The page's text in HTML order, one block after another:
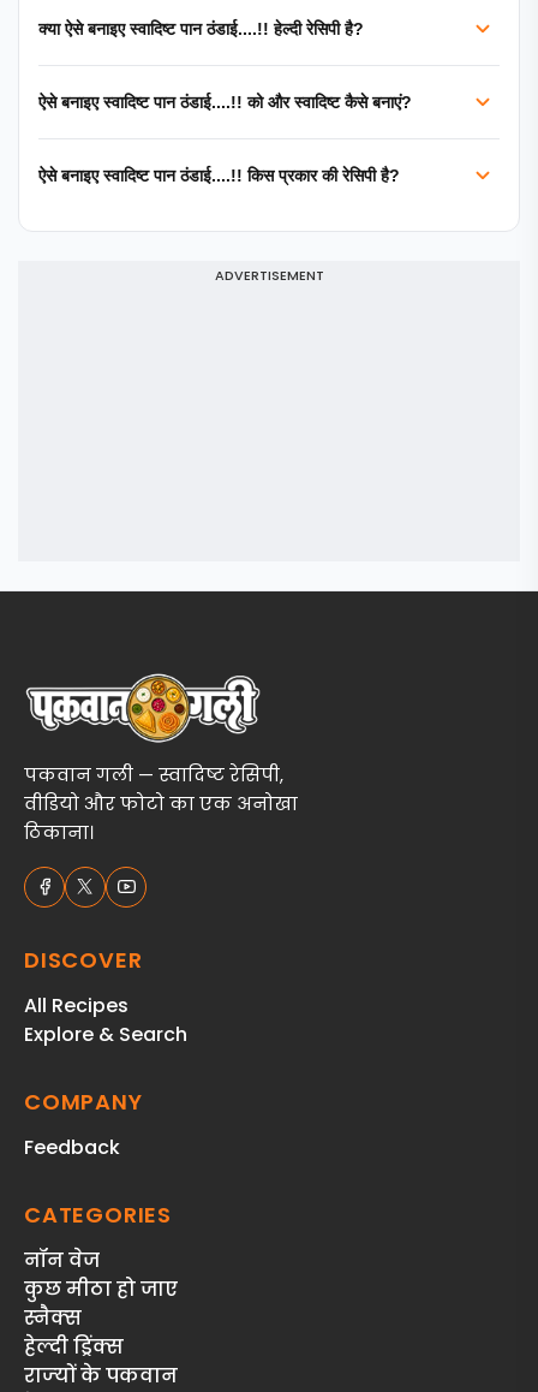
क्या ऐसे बनाइए स्वादिष्ट पान ठंडाई....!! हेल्दी रेसिपी है?
ऐसे बनाइए स्वादिष्ट पान ठंडाई....!! को और स्वादिष्ट कैसे बनाएं?
ऐसे बनाइए स्वादिष्ट पान ठंडाई....!! किस प्रकार की रेसिपी है?
ADVERTISEMENT
पकवान गली — स्वादिष्ट रेसिपी,
वीडियो और फोटो का एक अनोखा
ठिकाना।
DISCOVER
All Recipes
Explore & Search
COMPANY
Feedback
CATEGORIES
नॉन वेज
कुछ मीठा हो जाए
स्‍नैक्‍स
हेल्दी ड्रिंक्स
राज्‍यों के पकवान